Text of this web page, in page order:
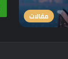
مقالات